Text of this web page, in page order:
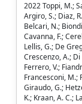
2022 Toppi, M.;
Argiro, S.; Diaz,
Belcari, N.;
Cavanna, F.;
Lellis, G.; De
Crescenzo, A.;
Ferrero, V.;
Francesconi, M.;
Giraudo, G.;
K.; Kraan, A. C.;